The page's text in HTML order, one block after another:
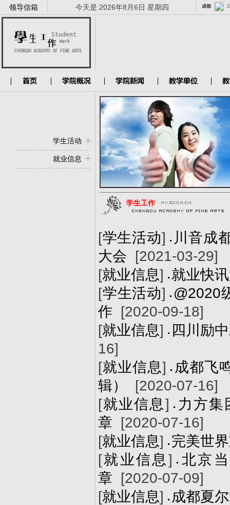
领导信箱 今天是:2026年8月6日 星期四
学生活动
就业信息
学生工作
[学生活动]
川音成
大会 [2021-03-29]
[就业信息] 就业快
[学生活动]
@2020
作 [2020-09-18]
[就业信息]
四川励
16]
[就业信息]
成都飞
辑）
[2020-07-16]
[就业信息]
力方集
章 [2020-07-16]
[就业信息] 完美世
[就业信息 ]
北京
章 [2020-07-09]
[就业信息]
成都夏